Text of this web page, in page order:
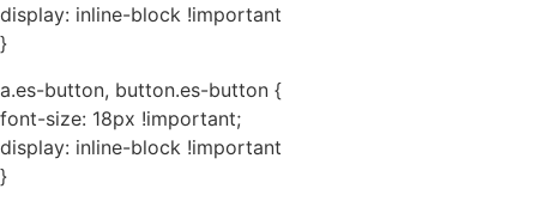
display: inline-block !important
}
a.es-button, button.es-button {
font-size: 18px !important;
display: inline-block !important
}